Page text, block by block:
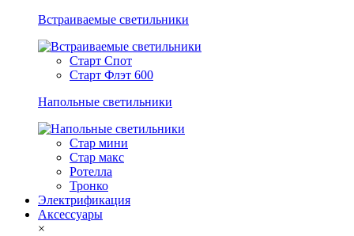
Встраиваемые светильники
Старт Спот
Старт Флэт 600
Напольные светильники
Стар мини
Стар макс
Ротелла
Тронко
Электрификация
Аксессуары
×